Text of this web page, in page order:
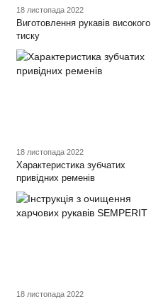
18 листопада 2022
Виготовлення рукавів високого
тиску
18 листопада 2022
Характеристика зубчатих
привідних ременів
18 листопада 2022